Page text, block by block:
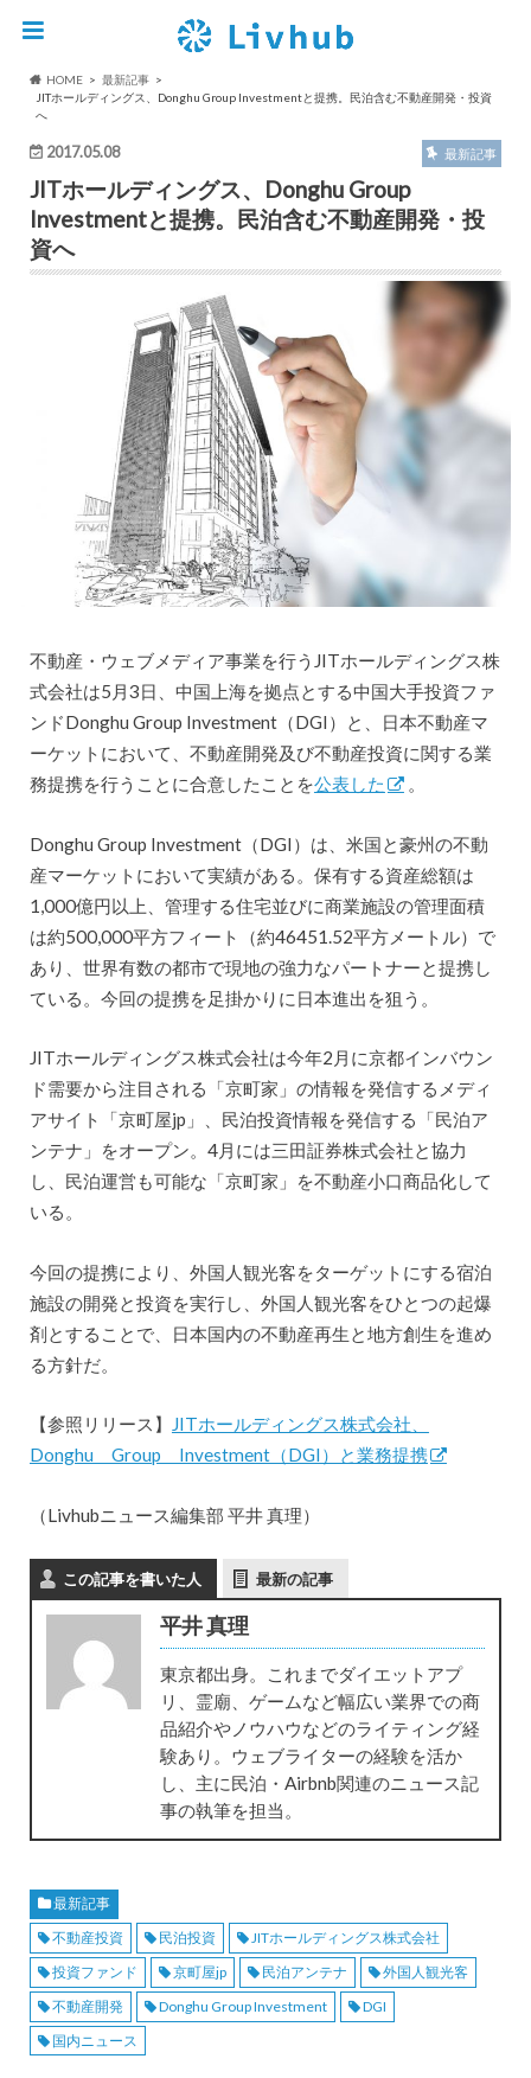
HOME
最新記事
JITホールディングス、Donghu Group Investmentと提携。民泊含む不動産開発・投資
へ
2017.05.08 最新記事
JITホールディングス、Donghu Group
Investmentと提携。民泊含む不動産開発・投
資へ
不動産・ウェブメディア事業を行うJITホールディングス株
式会社は5月3日、中国上海を拠点とする中国大手投資ファ
ンドDonghu Group Investment（DGI）と、日本不動産マ
ーケットにおいて、不動産開発及び不動産投資に関する業
務提携を行うことに合意したことを公表した 。
Donghu Group Investment（DGI）は、米国と豪州の不動
産マーケットにおいて実績がある。保有する資産総額は
1,000億円以上、管理する住宅並びに商業施設の管理面積
は約500,000平方フィート（約46451.52平方メートル）で
あり、世界有数の都市で現地の強力なパートナーと提携し
ている。今回の提携を足掛かりに日本進出を狙う。
JITホールディングス株式会社は今年2月に京都インバウン
ド需要から注目される「京町家」の情報を発信するメディ
アサイト「京町屋jp」、民泊投資情報を発信する「民泊ア
ンテナ」をオープン。4月には三田証券株式会社と協力
し、民泊運営も可能な「京町家」を不動産小口商品化して
いる。
今回の提携により、外国人観光客をターゲットにする宿泊
施設の開発と投資を実行し、外国人観光客をひとつの起爆
剤とすることで、日本国内の不動産再生と地方創生を進め
る方針だ。
【参照リリース】
JITホールディングス株式会社、
Donghu Group Investment（DGI）と業務提携
（Livhubニュース編集部 平井 真理）
この記事を書いた人 最新の記事
平井 真理
東京都出身。これまでダイエットアプ
リ、霊廟、ゲームなど幅広い業界での商
品紹介やノウハウなどのライティング経
験あり。ウェブライターの経験を活か
し、主に民泊・Airbnb関連のニュース記
事の執筆を担当。
最新記事
不動産投資
民泊投資
JITホールディングス株式会社
投資ファンド
京町屋jp 民泊アンテナ
外国人観光客
不動産開発
Donghu Group Investment
DGI
国内ニュース